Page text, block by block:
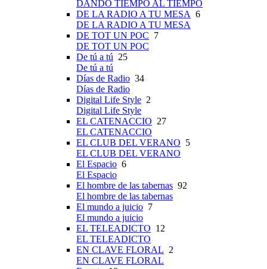
DANDO TIEMPO AL TIEMPO
DE LA RADIO A TU MESA 6
DE LA RADIO A TU MESA
DE TOT UN POC 7
DE TOT UN POC
De tú a tú 25
De tú a tú
Días de Radio 34
Días de Radio
Digital Life Style 2
Digital Life Style
EL CATENACCIO 27
EL CATENACCIO
EL CLUB DEL VERANO 5
EL CLUB DEL VERANO
El Espacio 6
El Espacio
El hombre de las tabernas 92
El hombre de las tabernas
El mundo a juicio 7
El mundo a juicio
EL TELEADICTO 12
EL TELEADICTO
EN CLAVE FLORAL 2
EN CLAVE FLORAL